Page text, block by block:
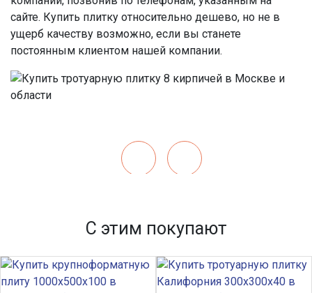
сайте. Купить плитку относительно дешево, но не в
ущерб качеству возможно, если вы станете
постоянным клиентом нашей компании.
С этим покупают